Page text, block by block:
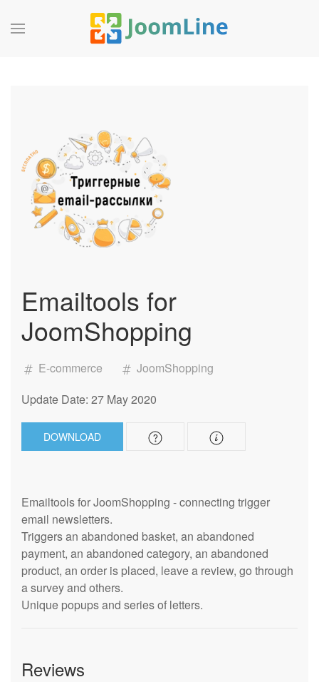
Emailtools for
JoomShopping
E-commerce
JoomShopping
Update Date: 27 May 2020
DOWNLOAD
Emailtools for JoomShopping - connecting trigger
email newsletters.
Triggers an abandoned basket, an abandoned
payment, an abandoned category, an abandoned
product, an order is placed, leave a review, go through
a survey and others.
Unique popups and series of letters.
Reviews